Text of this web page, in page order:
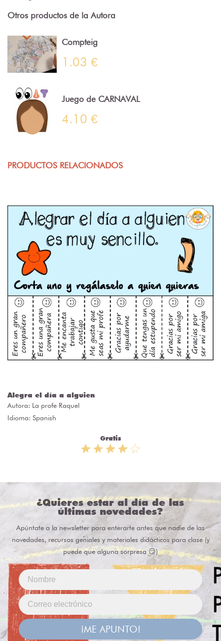
Otros productos de la Autora
Compteig
1.03 €
Juego de CARNAVAL
4.10 €
PRODUCTOS RELACIONADOS
Alegra el día a alguien
Autora: La profe Raquel
Idioma: Spanish
Gratis
¿Quieres estar al día de las
últimas novedades?
Apúntate a la newsletter para enterarte antes que nadie de las
novedades, recursos geniales y materiales didácticos para clase (y
puede que alguna sorpresa 😏)
¡ME APUNTO!